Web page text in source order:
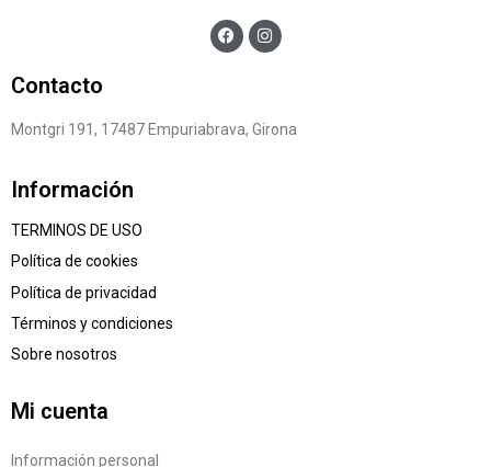
Contacto
Montgri 191, 17487 Empuriabrava, Girona
Información
TERMINOS DE USO
Política de cookies
Política de privacidad
Términos y condiciones
Sobre nosotros
Mi cuenta
Información personal